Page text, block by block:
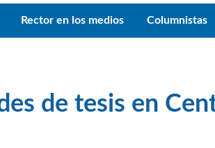
Rector en los medios Columnistas
de tesis en